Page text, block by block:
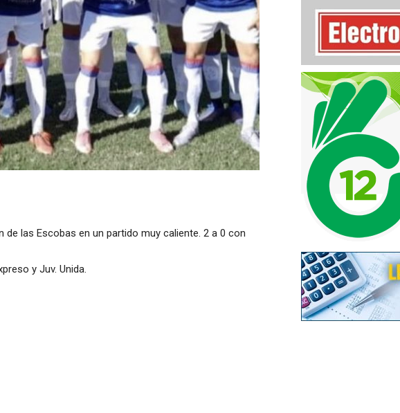
las Escobas en un partido muy caliente. 2 a 0 con
y Juv. Unida.